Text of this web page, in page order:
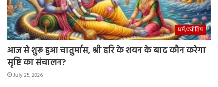
धर्म/ज्योतिष
आज से शुरू हुआ चातुर्मास, श्री हरि के शयन के बाद कौन करेगा
सृष्टि का संचालन?
July 25, 2026